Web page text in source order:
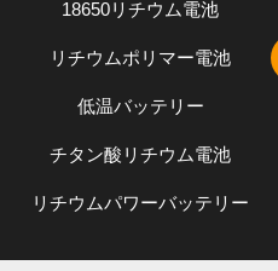
18650リチウム電池
リチウムポリマー電池
低温バッテリー
チタン酸リチウム電池
リチウムパワーバッテリー